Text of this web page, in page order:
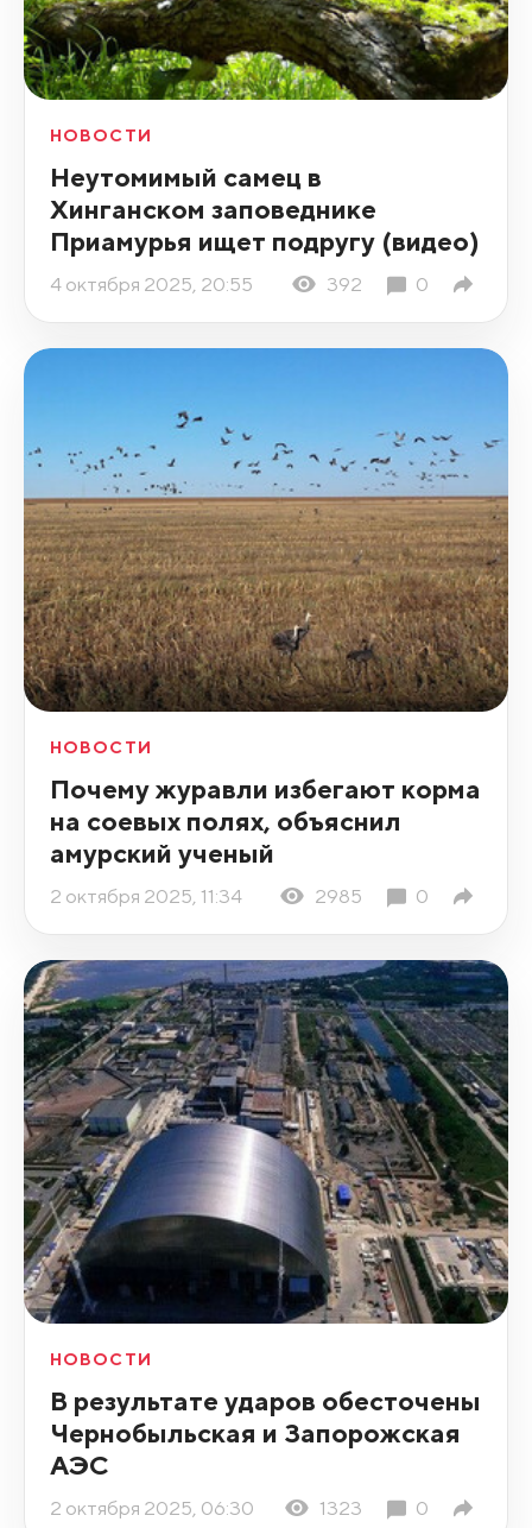
НОВОСТИ
Неутомимый самец в
Хинганском заповеднике
Приамурья ищет подругу (видео)
4 октября 2025, 20:55 392 0
НОВОСТИ
Почему журавли избегают корма
на соевых полях, объяснил
амурский ученый
2 октября 2025, 11:34 2985 0
НОВОСТИ
В результате ударов обесточены
Чернобыльская и Запорожская
АЭС
2 октября 2025, 06:30 1323 0